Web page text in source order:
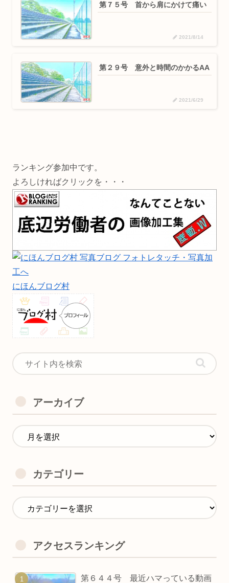
第７５号 首から肩にかけて痛い
2021/8/14
第２９号 意外と時間のかかるAA
2021/6/29
ランキング参加中です。
よろしければクリックを・・・
にほんブログ村
アーカイブ
カテゴリー
アクセスランキング
第６４４号 最近ハマっている動画